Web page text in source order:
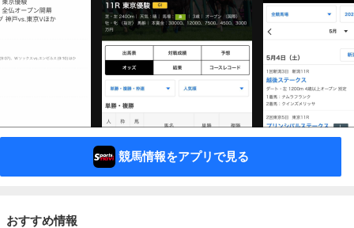
競馬情報をアプリで見る
おすすめ情報